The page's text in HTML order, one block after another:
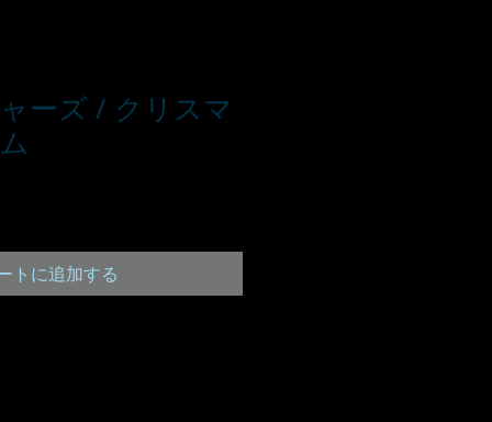
ーズ / クリスマ
トに追加する